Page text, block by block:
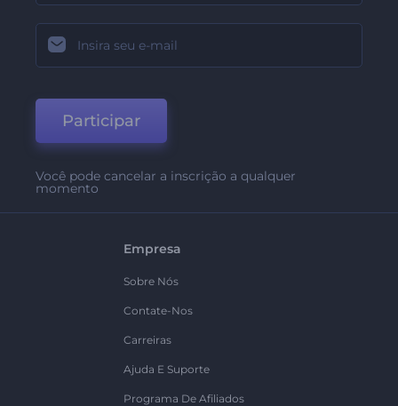
Participar
Você pode cancelar a inscrição a qualquer
momento
Empresa
Sobre Nós
Contate-Nos
Carreiras
Ajuda E Suporte
Programa De Afiliados